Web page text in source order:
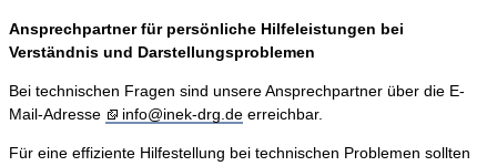
Ansprechpartner für persönliche Hilfeleistungen bei
Verständnis und Darstellungsproblemen
Bei technischen Fragen sind unsere Ansprechpartner über die E-
Mail-Adresse
info@inek-drg.de erreichbar.
Für eine effiziente Hilfestellung bei technischen Problemen sollten